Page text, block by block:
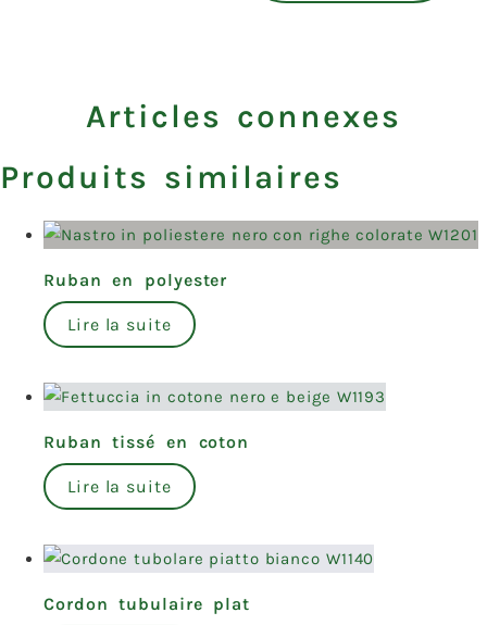
Articles connexes
Produits similaires
Ruban en polyester
Lire la suite
Ruban tissé en coton
Lire la suite
Cordon tubulaire plat